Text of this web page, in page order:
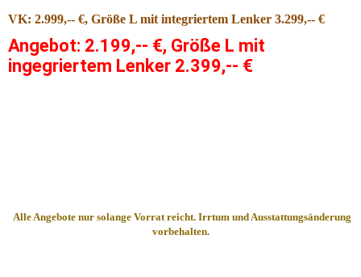
VK: 2.999,-- €, Größe L mit integriertem Lenker 3.299,-- €
Angebot: 2.199,-- €, Größe L mit
ingegriertem Lenker 2.399,-- €
Alle Angebote nur solange Vorrat reicht. Irrtum und Ausstattungsänderung
vorbehalten.